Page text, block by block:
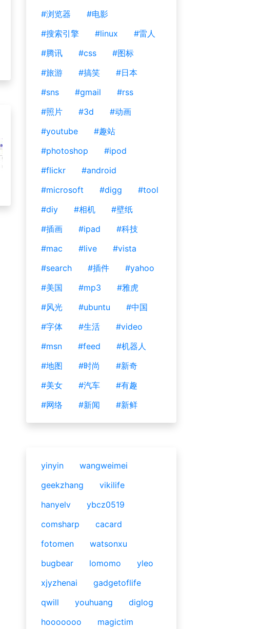
#浏览器
#电影
#搜索引擎
#linux
#雷人
#腾讯
#css
#图标
#旅游
#搞笑
#日本
#sns
#gmail
#rss
#照片
#3d
#动画
#youtube
#趣站
#photoshop
#ipod
#flickr
#android
#microsoft
#digg
#tool
#diy
#相机
#壁纸
#插画
#ipad
#科技
#mac
#live
#vista
#search
#插件
#yahoo
#美国
#mp3
#雅虎
#风光
#ubuntu
#中国
#字体
#生活
#video
#msn
#feed
#机器人
#地图
#时尚
#新奇
#美女
#汽车
#有趣
#网络
#新闻 #新鲜
yinyin
wangweimei
geekzhang
vikilife
hanyelv
ybcz0519
comsharp
cacard
fotomen
watsonxu
bugbear
lomomo
yleo
xjyzhenai
gadgetoflife
qwill
youhuang
diglog
hooooooo
magictim